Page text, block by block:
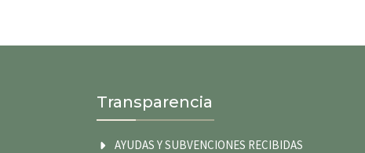
Transparencia
AYUDAS Y SUBVENCIONES RECIBIDAS